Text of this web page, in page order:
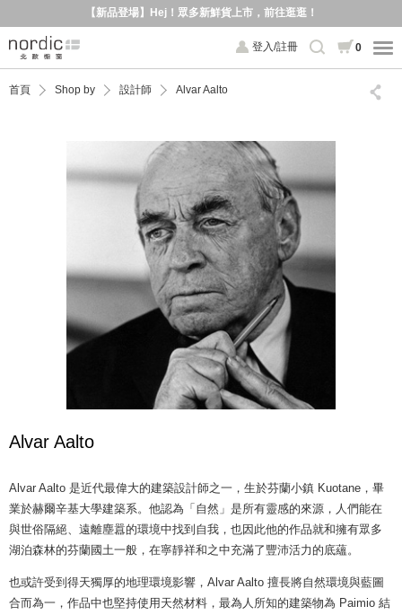
【新品登場】Hej！眾多新鮮貨上市，前往逛逛！
登入/註冊 0
首頁 Shop by 設計師 Alvar Aalto
Alvar Aalto
Alvar Aalto 是近代最偉大的建築設計師之一，生於芬蘭小鎮 Kuotane，畢
業於赫爾辛基大學建築系。他認為「自然」是所有靈感的來源，人們能在
與世俗隔絕、遠離塵囂的環境中找到自我，也因此他的作品就和擁有眾多
湖泊森林的芬蘭國土一般，在寧靜祥和之中充滿了豐沛活力的底蘊。
也或許受到得天獨厚的地理環境影響，Alvar Aalto 擅長將自然環境與藍圖
合而為一，作品中也堅持使用天然材料，最為人所知的建築物為 Paimio 結